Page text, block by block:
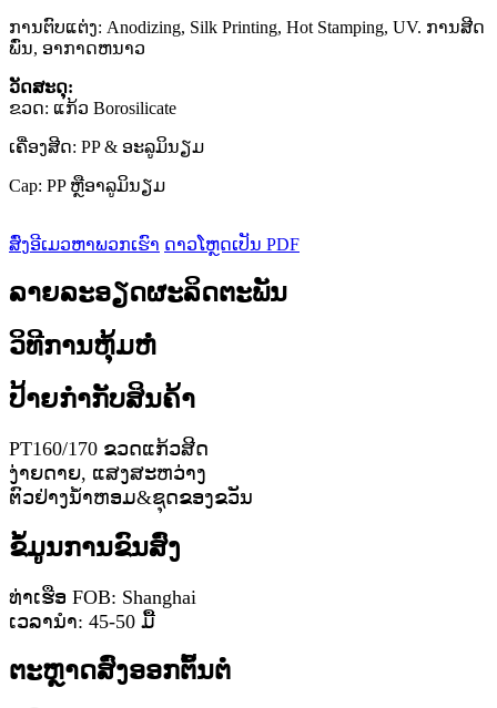
ການຕົບແຕ່ງ: Anodizing, Silk Printing, Hot Stamping, UV. ການສີດ
ພົ່ນ, ອາກາດຫນາວ
ວັດສະດຸ:
ຂວດ: ແກ້ວ Borosilicate
ເຄື່ອງສີດ: PP & ອະລູມິນຽມ
Cap: PP ຫຼືອາລູມິນຽມ
ສົ່ງອີເມວຫາພວກເຮົາ ດາວໂຫຼດເປັນ PDF
ລາຍລະອຽດຜະລິດຕະພັນ
ວິທີການຫຸ້ມຫໍ່
ປ້າຍກຳກັບສິນຄ້າ
PT160/170 ຂວດແກ້ວສີດ
ງ່າຍ​ດາຍ​, ແສງ​ສະ​ຫວ່າງ​
ຕົວຢ່າງນ້ຳຫອມ&ຊຸດຂອງຂວັນ
ຂໍ້ມູນການຂົນສົ່ງ
ທ່າເຮືອ FOB: Shanghai
ເວລານໍາ: 45-50 ມື້
ຕະຫຼາດສົ່ງອອກຕົ້ນຕໍ